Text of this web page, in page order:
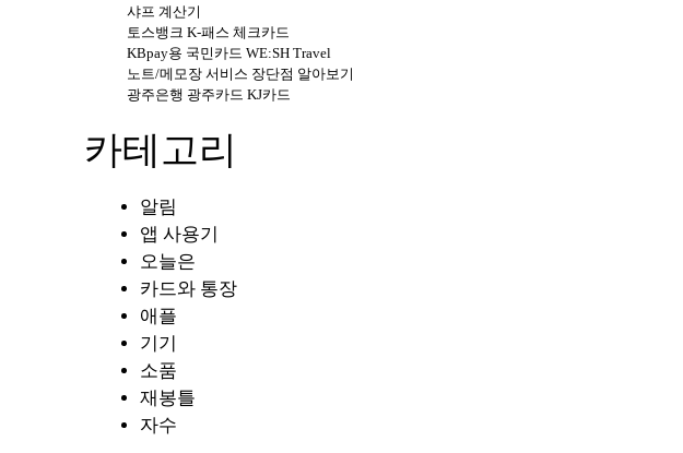
샤프 계산기
토스뱅크 K-패스 체크카드
KBpay용 국민카드 WE:SH Travel
노트/메모장 서비스 장단점 알아보기
광주은행 광주카드 KJ카드
카테고리
알림
앱 사용기
오늘은
카드와 통장
애플
기기
소품
재봉틀
자수